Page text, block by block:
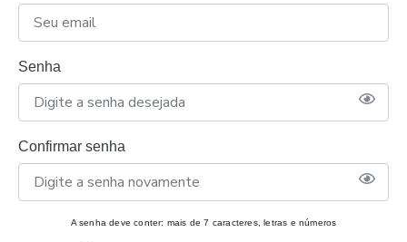
Senha
Confirmar senha
A senha deve conter: mais de 7 caracteres, letras e números